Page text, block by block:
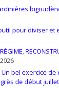
pour diviser et
Un bel exercice
de début